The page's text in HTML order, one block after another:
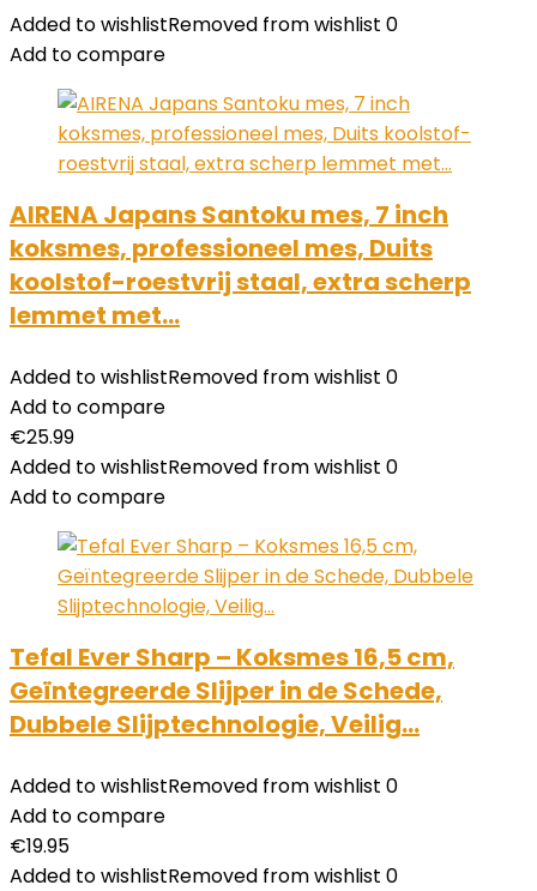
Added to wishlistRemoved from wishlist 0
Add to compare
AIRENA Japans Santoku mes, 7 inch
koksmes, professioneel mes, Duits
koolstof-roestvrij staal, extra scherp
lemmet met…
Added to wishlistRemoved from wishlist 0
Add to compare
€25.99
Added to wishlistRemoved from wishlist 0
Add to compare
Tefal Ever Sharp – Koksmes 16,5 cm,
Geïntegreerde Slijper in de Schede,
Dubbele Slijptechnologie, Veilig…
Added to wishlistRemoved from wishlist 0
Add to compare
€19.95
Added to wishlistRemoved from wishlist 0